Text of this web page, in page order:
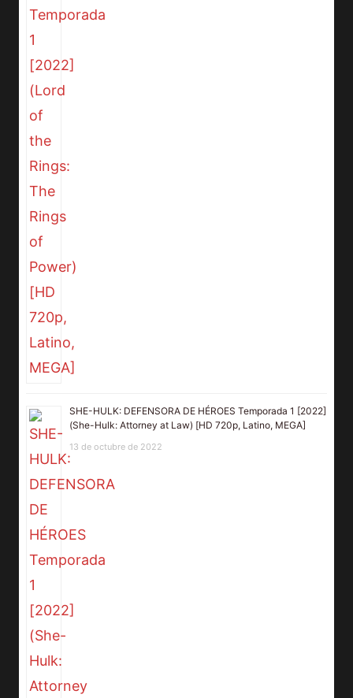
SHE-HULK: DEFENSORA DE HÉROES Temporada 1 [2022]
(She-Hulk: Attorney at Law) [HD 720p, Latino, MEGA]
13 de octubre de 2022